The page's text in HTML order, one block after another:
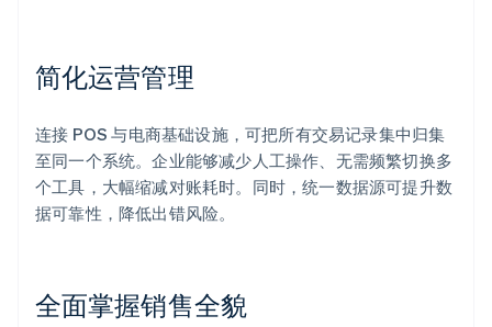
简化运营管理
连接 POS 与电商基础设施，可把所有交易记录集中归集
至同一个系统。企业能够减少人工操作、无需频繁切换多
个工具，大幅缩减对账耗时。同时，统一数据源可提升数
据可靠性，降低出错风险。
全面掌握销售全貌